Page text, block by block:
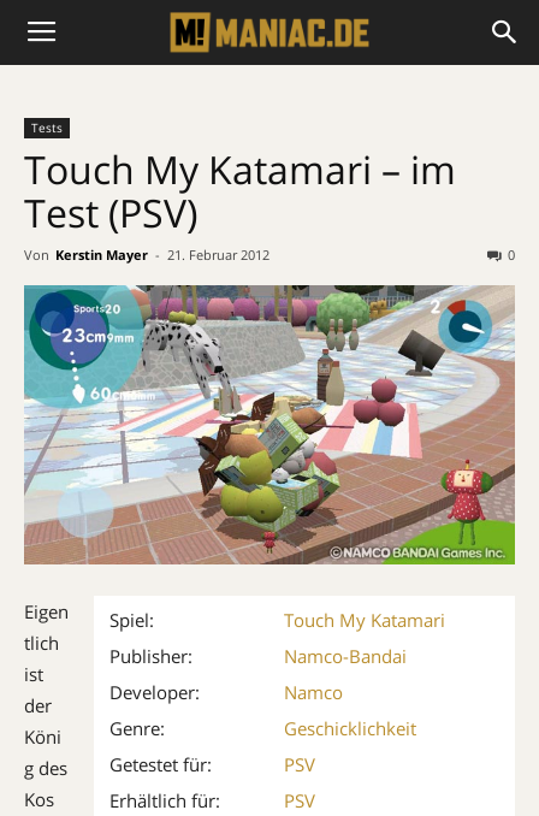
Tests
Touch My Katamari – im
Test (PSV)
Von Kerstin Mayer - 21. Februar 2012 0
Spiel:
Touch My Katamari
Publisher:
Namco-Bandai
Developer:
Namco
Genre:
Geschicklichkeit
Getestet für:
PSV
Erhältlich für:
PSV
Eigen
tlich
ist
der
Köni
g des
Kos